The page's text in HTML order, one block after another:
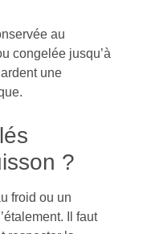
au
congelée jusqu’à
une
?
froid ou un
Il faut